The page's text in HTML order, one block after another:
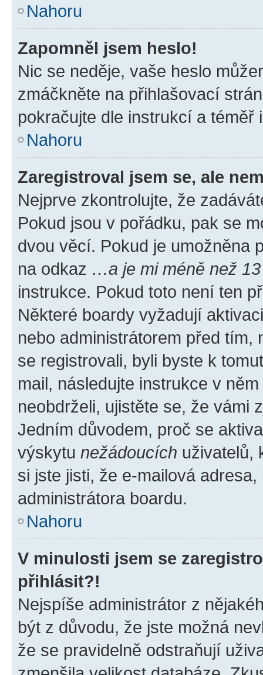
Nahoru
Zapomněl jsem heslo!
Nic se neděje, vaše heslo
zmáčkněte na přihlašovací
pokračujte dle instrukcí a téměř
Nahoru
Zaregistroval jsem se, ale
Nejprve zkontrolujte, že
Pokud jsou v pořádku, pak se
dvou věcí. Pokud je umožněna
na odkaz …a je mi méně než
instrukce. Pokud toto není ten
Některé boardy vyžadují
nebo administrátorem před tím,
se registrovali, byli byste k
mail, následujte instrukce v
neobdrželi, ujistěte se, že vámi
Jedním důvodem, proč se
výskytu nežádoucích uživatelů,
si jste jisti, že e-mailová
administrátora boardu.
Nahoru
V minulosti jsem se
přihlásit?!
Nejspíše administrátor z
být z důvodu, že jste možná
že se pravidelně odstraňují